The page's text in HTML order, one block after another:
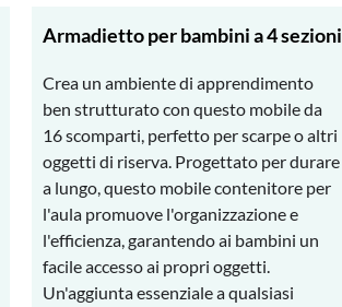
Armadietto per bambini a 4 sezioni
Crea un ambiente di apprendimento
ben strutturato con questo mobile da
16 scomparti, perfetto per scarpe o altri
oggetti di riserva. Progettato per durare
a lungo, questo mobile contenitore per
l'aula promuove l'organizzazione e
l'efficienza, garantendo ai bambini un
facile accesso ai propri oggetti.
Un'aggiunta essenziale a qualsiasi